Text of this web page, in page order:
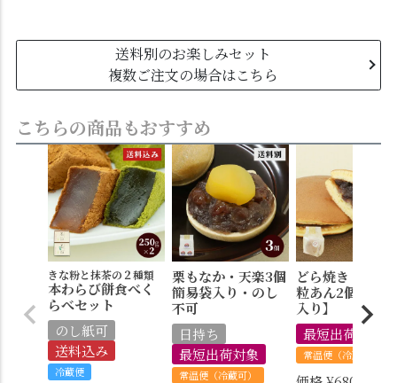
送料別のお楽しみセット
複数ご注文の場合はこちら
こちらの商品もおすすめ
きな粉と抹茶の２種類
本わらび餅食べく
らべセット
のし紙可
送料込み
冷蔵便
栗もなか・天楽3個
簡易袋入り・のし
不可
日持ち
最短出荷対象
常温便（冷蔵可）
どら焼き・みか
粒あん2個【簡
入り】
最短出荷対象
常温便（冷蔵可）